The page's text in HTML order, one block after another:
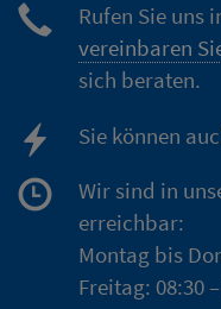
Rufen Sie uns
vereinbaren
sich beraten.
Sie können
Wir sind in
erreichbar:
Montag bis
Freitag: 08:30